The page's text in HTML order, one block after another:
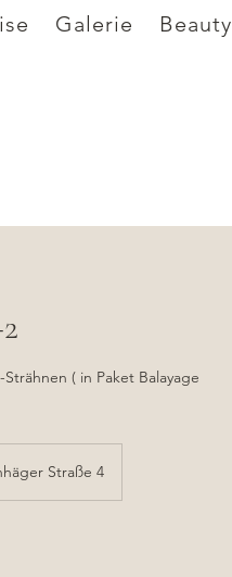
Galerie
( in Paket Balayage
Straße 4